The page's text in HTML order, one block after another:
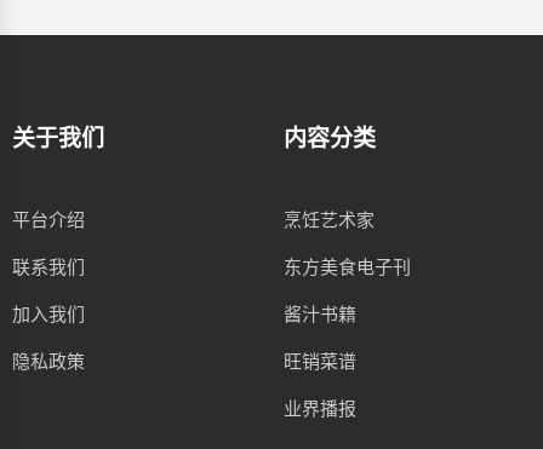
关于我们
平台介绍
联系我们
加入我们
隐私政策
内容分类
烹饪艺术家
东方美食电子刊
酱汁书籍
旺销菜谱
业界播报